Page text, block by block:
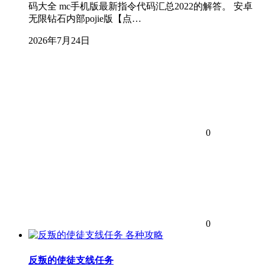
码大全 mc手机版最新指令代码汇总2022的解答。 安卓
无限钻石内部pojie版【点…
2026年7月24日
0
0
各种攻略
反叛的使徒支线任务